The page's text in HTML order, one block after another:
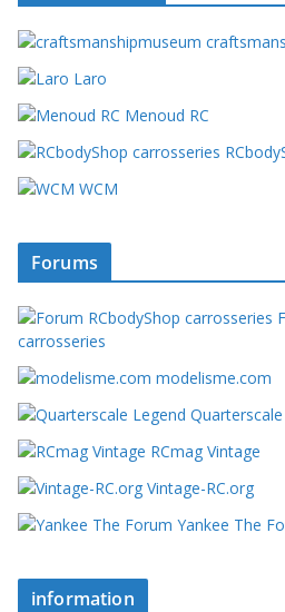
Laro
Menoud RC
WCM
Forums
carrosseries
modelisme.com
RCmag Vintage
Vintage-RC.org
Yankee The
information